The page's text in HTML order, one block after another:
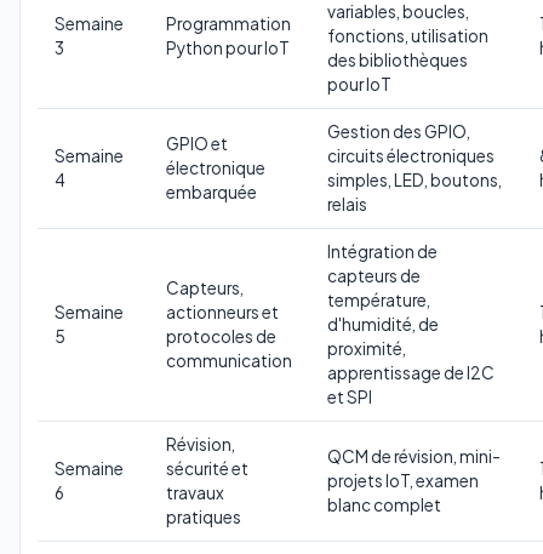
Semaine
3
Programmation
Python pour IoT
variables, boucles,
fonctions, utilisation
des bibliothèques
pour IoT
Semaine
4
GPIO et
électronique
embarquée
Gestion des GPIO,
circuits électroniques
simples, LED, boutons,
relais
Semaine
5
Capteurs,
actionneurs et
protocoles de
communication
Intégration de
capteurs de
température,
d'humidité, de
proximité,
apprentissage de I2C
et SPI
Semaine
6
Révision,
sécurité et
travaux
pratiques
QCM de révision, mini-
projets IoT, examen
blanc complet